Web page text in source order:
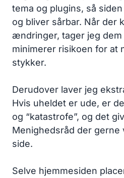
tema og plugins, så
og bliver sårbar. Når der
ændringer, tager jeg
minimerer risikoen for at
stykker.
Derudover laver jeg
Hvis uheldet er ude, er
og “katastrofe”, og det
Menighedsråd der
side.
Selve hjemmesiden